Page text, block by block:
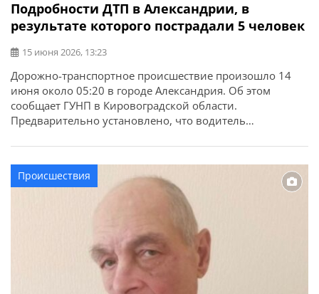
Подробности ДТП в Александрии, в
результате которого пострадали 5 человек
15 июня 2026, 13:23
Дорожно-транспортное происшествие произошло 14
июня около 05:20 в городе Александрия. Об этом
сообщает ГУНП в Кировоградской области.
Предварительно установлено, что водитель
по улице Гетьмана Мазепы, не справился с
управлением на закруглении дороги, выехал за
пределы проезжей части и допустил наезд на дерево. В
результате аварии телесные повреждения получили […]
Происшествия